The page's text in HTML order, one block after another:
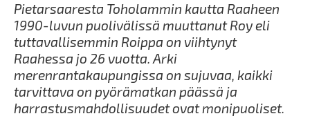
Pietarsaaresta Toholammin kautta Raaheen
1990-luvun puolivälissä muuttanut Roy eli
tuttavallisemmin Roippa on viihtynyt
Raahessa jo 26 vuotta. Arki
merenrantakaupungissa on sujuvaa, kaikki
tarvittava on pyörämatkan päässä ja
harrastusmahdollisuudet ovat monipuoliset.